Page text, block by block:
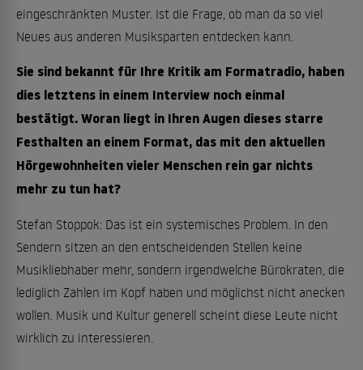
eingeschränkten Muster. Ist die Frage, ob man da so viel
Neues aus anderen Musiksparten entdecken kann.
Sie sind bekannt für Ihre Kritik am Formatradio, haben
dies letztens in einem Interview noch einmal
bestätigt. Woran liegt in Ihren Augen dieses starre
Festhalten an einem Format, das mit den aktuellen
Hörgewohnheiten vieler Menschen rein gar nichts
mehr zu tun hat?
Stefan Stoppok: Das ist ein systemisches Problem. In den
Sendern sitzen an den entscheidenden Stellen keine
Musikliebhaber mehr, sondern irgendwelche Bürokraten, die
lediglich Zahlen im Kopf haben und möglichst nicht anecken
wollen. Musik und Kultur generell scheint diese Leute nicht
wirklich zu interessieren.